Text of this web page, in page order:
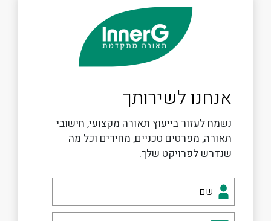
אנחנו לשירותך
נשמח לעזור בייעוץ תאורה מקצועי, חישובי
תאורה, מפרטים טכניים, מחירים וכל מה
שנדרש לפרויקט שלך.